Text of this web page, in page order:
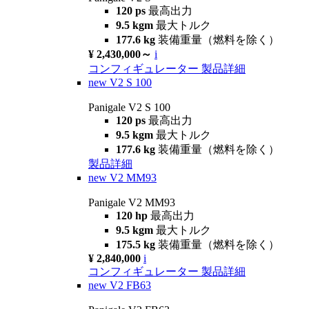
120 ps 最高出力
9.5 kgm 最大トルク
177.6 kg 装備重量（燃料を除く）
¥ 2,430,000～ i
コンフィギュレーター 製品詳細
new V2 S 100
Panigale V2 S 100
120 ps 最高出力
9.5 kgm 最大トルク
177.6 kg 装備重量（燃料を除く）
製品詳細
new V2 MM93
Panigale V2 MM93
120 hp 最高出力
9.5 kgm 最大トルク
175.5 kg 装備重量（燃料を除く）
¥ 2,840,000 i
コンフィギュレーター 製品詳細
new V2 FB63